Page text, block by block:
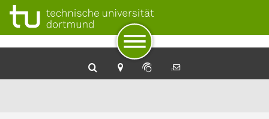
Zum Navigationspfad
Zur Navigation
Zum Schnellzugriff
Zum Fuß der Seite mit weiteren Services
Zum Inhalt
Zur Startseite
Nachhaltigkeit an der TU Dortmund